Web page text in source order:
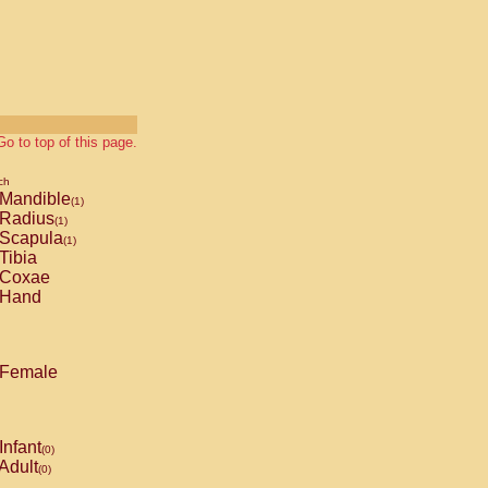
to top of this page.
Mandible(1)
Radius(1)
Scapula(1)
Tibia
Coxae
Hand
Female
Infant(0)
(0)